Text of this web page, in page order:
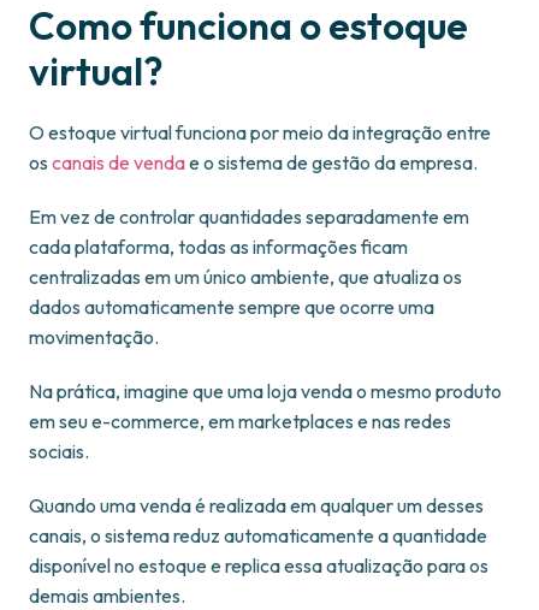
Como funciona o estoque
virtual?
O estoque virtual funciona por meio da integração entre
os canais de vendae o sistema de gestão da empresa.
Em vez de controlar quantidades separadamente em
cada plataforma, todas as informações ficam
centralizadas em um único ambiente, que atualiza os
dados automaticamente sempre que ocorre uma
movimentação.
Na prática, imagine que uma loja venda o mesmo produto
em seu e-commerce, em marketplaces e nas redes
sociais.
Quando uma venda é realizada em qualquer um desses
canais, o sistema reduz automaticamente a quantidade
disponível no estoque e replica essa atualização para os
demais ambientes.